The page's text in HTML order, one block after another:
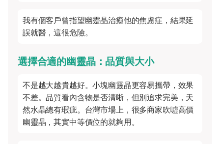
我有個客戶曾指望幽靈晶治癒他的焦慮症，結果延
誤就醫，這很危險。
選擇合適的幽靈晶：品質與大小
不是越大越貴越好。小塊幽靈晶更容易攜帶，效果
不差。品質看內含物是否清晰，但別追求完美，天
然水晶總有瑕疵。台灣市場上，很多商家吹噓高價
幽靈晶，其實中等價位的就夠用。